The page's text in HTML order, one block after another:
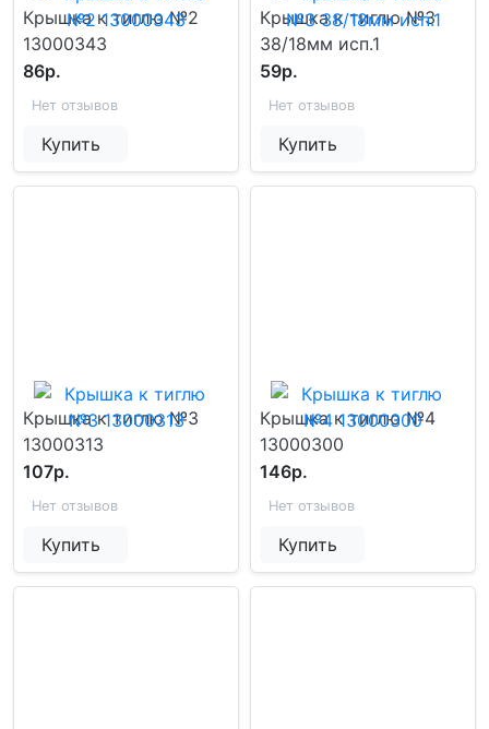
Крышка к тиглю №2
13000343
86р.
Нет отзывов
Купить
Крышка к тиглю №3
38/18мм исп.1
59р.
Нет отзывов
Купить
Крышка к тиглю №3
13000313
107р.
Нет отзывов
Купить
Крышка к тиглю №4
13000300
146р.
Нет отзывов
Купить